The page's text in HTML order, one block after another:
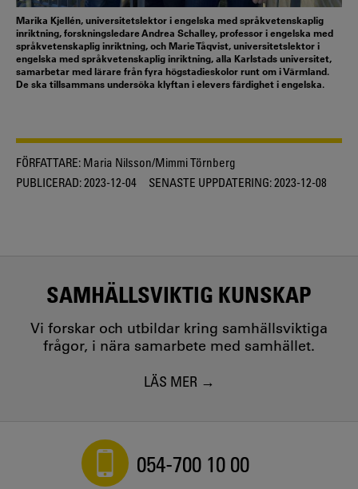
Marika Kjellén, universitetslektor i engelska med språkvetenskaplig
inriktning, forskningsledare Andrea Schalley, professor i engelska med
språkvetenskaplig inriktning, och Marie Tåqvist, universitetslektor i
engelska med språkvetenskaplig inriktning, alla Karlstads universitet,
samarbetar med lärare från fyra högstadieskolor runt om i Värmland.
De ska tillsammans undersöka klyftan i elevers färdighet i engelska.
FÖRFATTARE: Maria Nilsson/Mimmi Törnberg
PUBLICERAD:2023-12-04 SENASTE UPPDATERING:2023-12-08
SAMHÄLLSVIKTIG KUNSKAP
Vi forskar och utbildar kring samhällsviktiga
frågor, i nära samarbete med samhället.
LÄS MER
054-700 10 00